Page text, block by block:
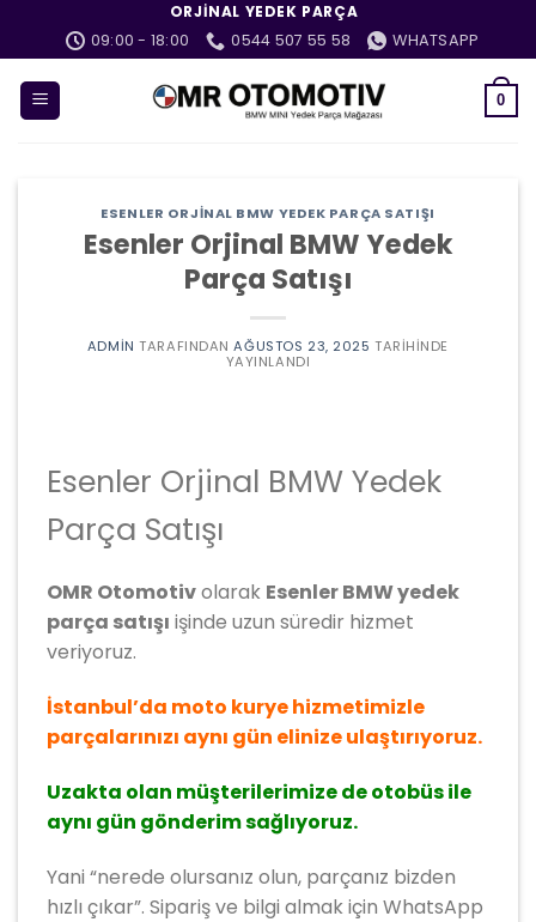
ORJINAL YEDEK PARÇA
09:00 - 18:00
0544 507 55 58 WHATSAPP
0
ESENLER ORJINAL BMW YEDEK PARÇA SATIŞI
Esenler Orjinal BMW Yedek
Parça Satışı
ADMIN TARAFINDAN AĞUSTOS 23, 2025 TARIHINDE
YAYINLANDI
Esenler Orjinal BMW Yedek
Parça Satışı
OMR Otomotivolarak Esenler BMW yedek
parça satışı işinde uzun süredir hizmet
veriyoruz.
İstanbul’da moto kurye hizmetimizle
parçalarınızı aynı gün elinize ulaştırıyoruz.
Uzakta olan müşterilerimize de otobüs ile
aynı gün gönderim sağlıyoruz.
Yani “nerede olursanız olun, parçanız bizden
hızlı çıkar”. Sipariş ve bilgi almak için WhatsApp